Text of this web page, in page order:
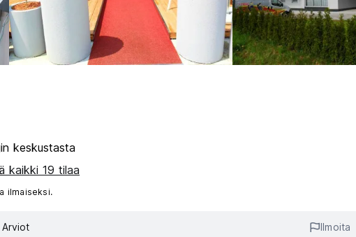
keskustasta
kaikki 19 tilaa
ilmaiseksi.
Arviot Ilmoita